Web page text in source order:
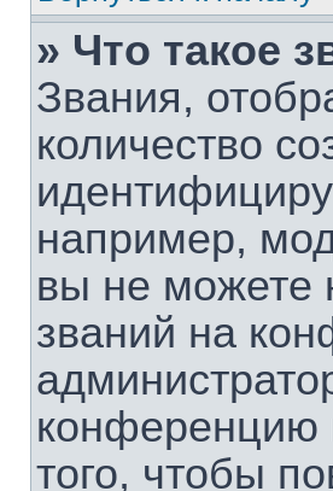
» Что такое
Звания,
количество
например,
вы не можете
званий на
конференцию
того, чтобы